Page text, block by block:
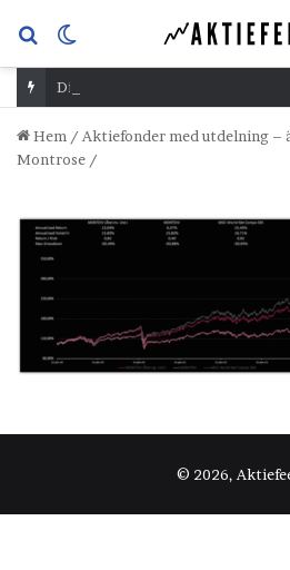
Sök
efterskin
Dividend Overshoot Day
Hem / Aktiefonder med utdelning –
Montrose /
© 2026,